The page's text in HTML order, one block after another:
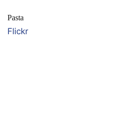
Pasta
Flickr